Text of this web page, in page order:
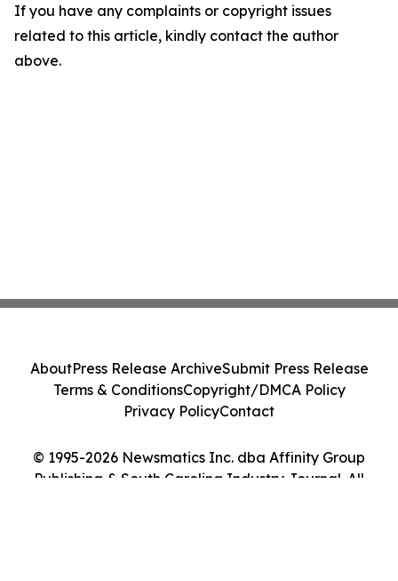
If you have any complaints or copyright issues
related to this article, kindly contact the author
above.
© 1995-2026 Newsmatics Inc. dba Affinity Group
Publishing & South Carolina Industry Journal. All
AboutPress Release ArchiveSubmit Press Release
Terms & ConditionsCopyright/DMCA Policy
Privacy PolicyContact